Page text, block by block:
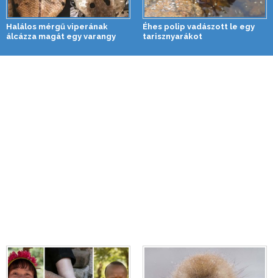
Halálos mérgű viperának
álcázza magát egy varangy
Éhes polip vadászott le egy
tarisznyarákot